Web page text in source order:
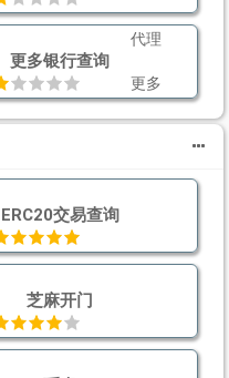
更多银行查询
代理
更多
ERC20交易查询
芝麻开门